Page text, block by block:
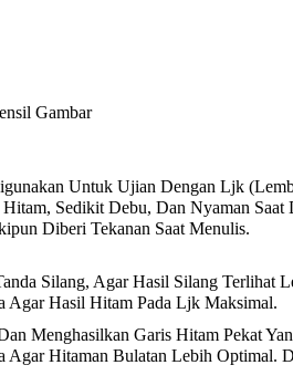
Gambar
Untuk Ujian Dengan Ljk
Sedikit Debu, Dan Nyaman
Diberi Tekanan Saat Menulis.
Silang, Agar Hasil Silang Terlihat
Agar Hasil Hitam Pada Ljk Maksimal.
Menghasilkan Garis Hitam Pekat
Hitaman Bulatan Lebih Optimal.